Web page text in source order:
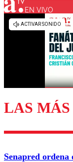
Los
EN VIVO
LAS
Senapred ordena